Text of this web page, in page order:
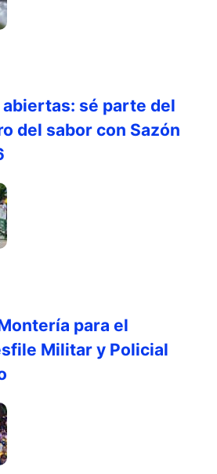
sé parte del
del sabor con Sazón
para el
Militar y Policial